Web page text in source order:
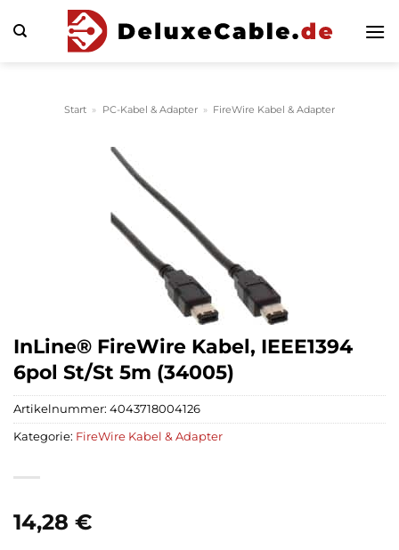
Inhalt
Start » PC-Kabel & Adapter » FireWire Kabel & Adapter
InLine® FireWire Kabel, IEEE1394
6pol St/St 5m (34005)
14,28 €
Artikelnummer: 4043718004126
Kategorie: FireWire Kabel & Adapter